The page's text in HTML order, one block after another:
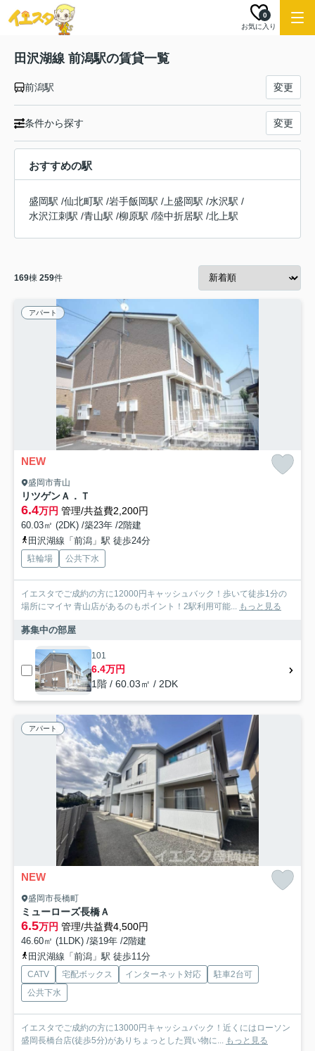
お気に入り
0
田沢湖線 前潟駅の賃貸一覧
前潟駅 変更
条件から探す 変更
おすすめの駅
盛岡駅 /仙北町駅 /岩手飯岡駅 / 上盛岡駅 /水沢駅 /
水沢江刺駅 /青山駅 /柳原駅 /陸中折居駅 /北上駅
169棟 259件
アパート
NEW
盛岡市青山
リツゲンＡ．Ｔ
6.4万円 管理/共益費2,200円
60.03㎡ (2DK) /築23年 /2階建
田沢湖線「前潟」駅 徒歩24分
駐輪場 公共下水
イエスタでご成約の方に12000円キャッシュバック！歩いて徒歩1分の
場所にマイヤ 青山店があるのもポイント！2駅利用可能... もっと見る
募集中の部屋
101
6.4万円
1階 / 60.03㎡ / 2DK
アパート
NEW
盛岡市長橋町
ミューローズ長橋Ａ
6.5万円 管理/共益費4,500円
46.60㎡ (1LDK) /築19年 /2階建
田沢湖線「前潟」駅 徒歩11分
CATV 宅配ボックス インターネット対応
駐車2台可
公共下水
イエスタでご成約の方に13000円キャッシュバック！近くにはローソン
盛岡長橋台店(徒歩5分)がありちょっとした買い物に... もっと見る